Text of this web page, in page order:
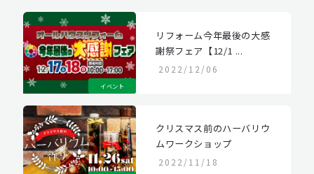
イベント
リフォーム今年最後の大感
謝祭フェア【12/1 ...
2022/12/06
クリスマス前のハーバリウ
ムワークショップ
2022/11/18